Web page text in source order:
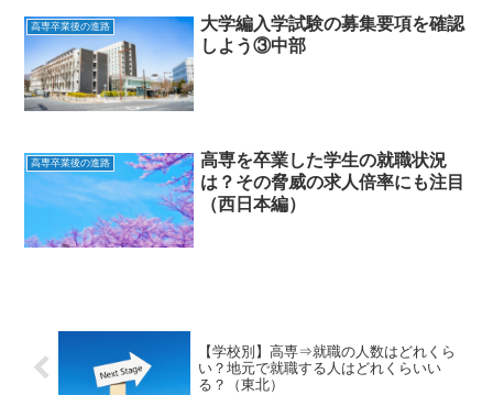
高専卒業後の進路
大学編入学試験の募集要項を確認
しよう③中部
高専卒業後の進路
高専を卒業した学生の就職状況
は？その脅威の求人倍率にも注目
（西日本編）
【学校別】高専⇒就職の人数はどれくら
い？地元で就職する人はどれくらいい
る？（東北）